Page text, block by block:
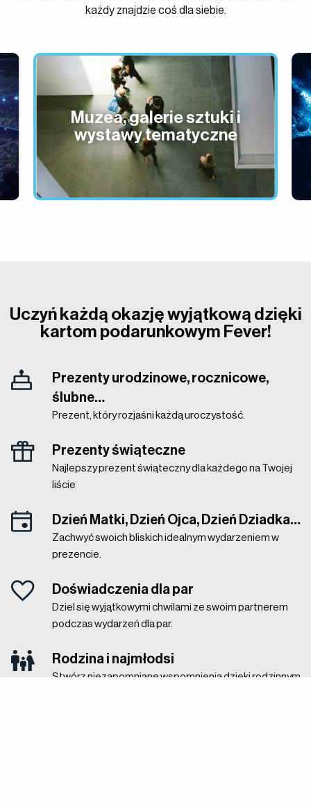
każdy znajdzie coś dla siebie.
Życie nocne
Uczyń każdą okazję wyjątkową dzięki
kartom podarunkowym Fever!
Prezenty urodzinowe, rocznicowe,
ślubne…
Prezent, który rozjaśni każdą uroczystość.
Prezenty świąteczne
Najlepszy prezent świąteczny dla każdego na Twojej
liście
Dzień Matki, Dzień Ojca, Dzień Dziadka…
Zachwyć swoich bliskich idealnym wydarzeniem w
prezencie.
Doświadczenia dla par
Dziel się wyjątkowymi chwilami ze swoim partnerem
podczas wydarzeń dla par.
Rodzina i najmłodsi
Stwórz niezapomniane wspomnienia dzięki rodzinnym